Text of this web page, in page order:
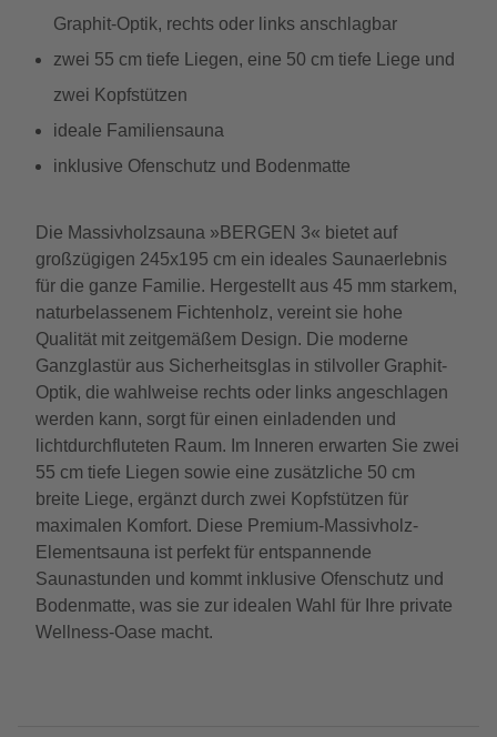
Graphit-Optik, rechts oder links anschlagbar
zwei 55 cm tiefe Liegen, eine 50 cm tiefe Liege und
zwei Kopfstützen
ideale Familiensauna
inklusive Ofenschutz und Bodenmatte
Die Massivholzsauna »BERGEN 3« bietet auf
großzügigen 245x195 cm ein ideales Saunaerlebnis
für die ganze Familie. Hergestellt aus 45 mm starkem,
naturbelassenem Fichtenholz, vereint sie hohe
Qualität mit zeitgemäßem Design. Die moderne
Ganzglastür aus Sicherheitsglas in stilvoller Graphit-
Optik, die wahlweise rechts oder links angeschlagen
werden kann, sorgt für einen einladenden und
lichtdurchfluteten Raum. Im Inneren erwarten Sie zwei
55 cm tiefe Liegen sowie eine zusätzliche 50 cm
breite Liege, ergänzt durch zwei Kopfstützen für
maximalen Komfort. Diese Premium-Massivholz-
Elementsauna ist perfekt für entspannende
Saunastunden und kommt inklusive Ofenschutz und
Bodenmatte, was sie zur idealen Wahl für Ihre private
Wellness-Oase macht.